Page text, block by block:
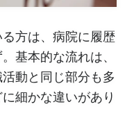
方は、病院に履歴
基本的な流れは、
動と同じ部分も多
細かな違いがあり